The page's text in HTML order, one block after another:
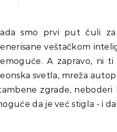
veštačkom
A zapravo, ni
svetla, mreža
zgrade,
da je već stigla - i